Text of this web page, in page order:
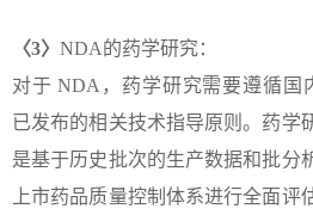
〈3〉 NDA的药学研究：
对于 NDA，药学研究需要遵循国
已发布的相关技术指导原则。药学
是基于历史批次的生产数据和批分
上市药品质量控制体系进行全面评